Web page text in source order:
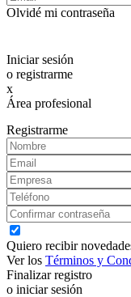
Olvidé mi contraseña
Iniciar sesión
o registrarme
x
Área profesional
Registrarme
Quiero recibir
Ver los Términos y
Finalizar registro
o iniciar sesión